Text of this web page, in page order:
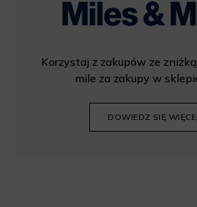
Korzystaj z zakupów ze
mile za zakupy w
DOWIEDZ SIĘ